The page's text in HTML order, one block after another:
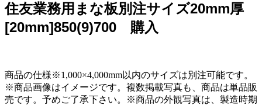
住友業務用まな板別注サイズ20mm厚
[20mm]850(9)700 購入
商品の仕様※1,000×4,000mm以内のサイズは別注可能です。
※商品画像はイメージです。複数掲載写真も、商品は単品販
売です。予めご了承下さい。※商品の外観写真は、製造時期